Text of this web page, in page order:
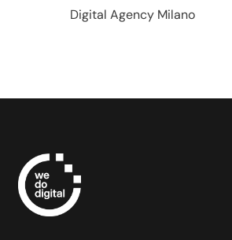
Digital Agency Milano